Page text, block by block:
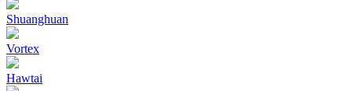
Shuanghuan
Vortex
Hawtai